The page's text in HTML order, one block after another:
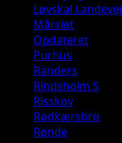
Løvskal Landevej
Mårslet
Opdateret
Purhus
Randers
Rindsholm S
Risskov
Rødkærsbro
Rønde